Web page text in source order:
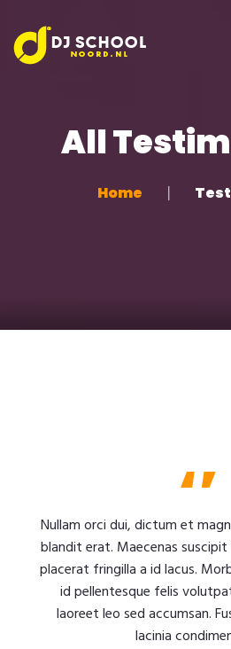
All
Home
Nullam orci dui, dictum et
blandit erat. Maecenas
placerat fringilla a id lacus.
id pellentesque felis
laoreet leo sed accumsan.
lacinia